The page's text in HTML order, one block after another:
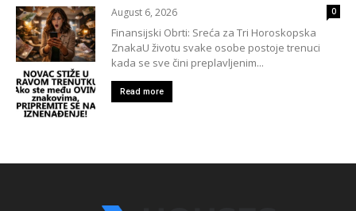
August 6, 2026 0
Finansijski Obrti: Sreća za Tri Horoskopska
ZnakaU životu svake osobe postoje trenuci
kada se sve čini preplavljenim...
Read more